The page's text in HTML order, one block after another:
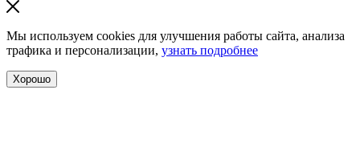
Мы используем cookies для улучшения работы сайта, анализа
трафика и персонализации, узнать подробнее
Хорошо